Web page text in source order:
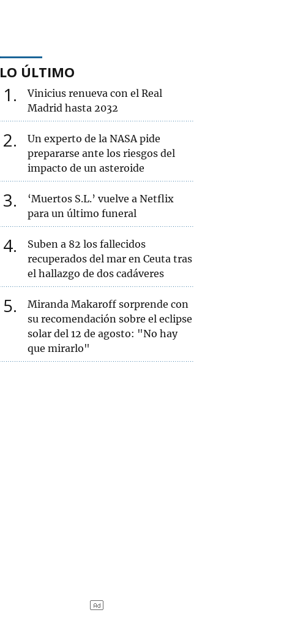
LO ÚLTIMO
1
Vinicius renueva con el Real
Madrid hasta 2032
2
Un experto de la NASA pide
prepararse ante los riesgos del
impacto de un asteroide
3
‘Muertos S.L.’ vuelve a Netflix
para un último funeral
4
Suben a 82 los fallecidos
recuperados del mar en Ceuta tras
el hallazgo de dos cadáveres
5
Miranda Makaroff sorprende con
su recomendación sobre el eclipse
solar del 12 de agosto: "No hay
que mirarlo"